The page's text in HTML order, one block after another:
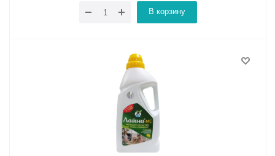
В корзину